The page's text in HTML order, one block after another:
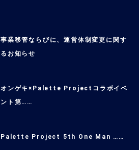
事業移管ならびに、運営体制変更に関す
るお知らせ
オンゲキ×Palette Projectコラボイベ
ント第……
Palette Project 5th One Man ……